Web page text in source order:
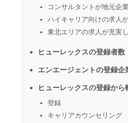
コンサルタントが地元企
ハイキャリア向けの求人
東北エリアの求人が充実
ヒューレックスの登録者数
エンエージェントの登録企
ヒューレックスの登録から
登録
キャリアカウンセリング